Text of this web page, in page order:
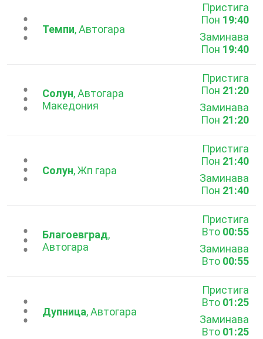
...Темпи, Автогара
Пристига
Пон 19:40
Заминава
Пон 19:40
...Солун, Автогара
Македония
Пристига
Пон 21:20
Заминава
Пон 21:20
...Солун, Жп гара
Пристига
Пон 21:40
Заминава
Пон 21:40
...Благоевград,
Автогара
Пристига
Вто 00:55
Заминава
Вто 00:55
...Дупница, Автогара
Пристига
Вто 01:25
Заминава
Вто 01:25